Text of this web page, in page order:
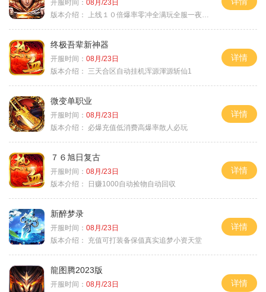
开服时间： 08月/23日
版本介绍：
上线１０倍爆率零冲全满玩全服一夜终极
终极吾辈新神器
开服时间： 08月/23日
版本介绍：
三天合区自动挂机浑源渾源斩仙1
详情
微变单职业
开服时间： 08月/23日
版本介绍：
必爆充值低消费高爆率散人必玩
详情
７６旭日复古
开服时间： 08月/23日
版本介绍：
日赚1000自动捡物自动回収
详情
新醉梦录
开服时间： 08月/23日
版本介绍：
充值可打装备保值真实追梦小资天堂
详情
龍图腾2023版
开服时间： 08月/23日
详情